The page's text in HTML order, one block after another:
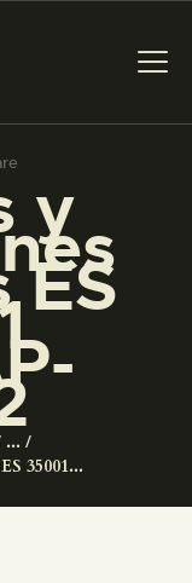
y
ES
...
35001...